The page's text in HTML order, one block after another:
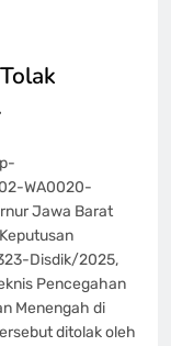
WA0020-
Jawa Barat
Disdik/2025,
Pencegahan
Menengah di
ditolak oleh